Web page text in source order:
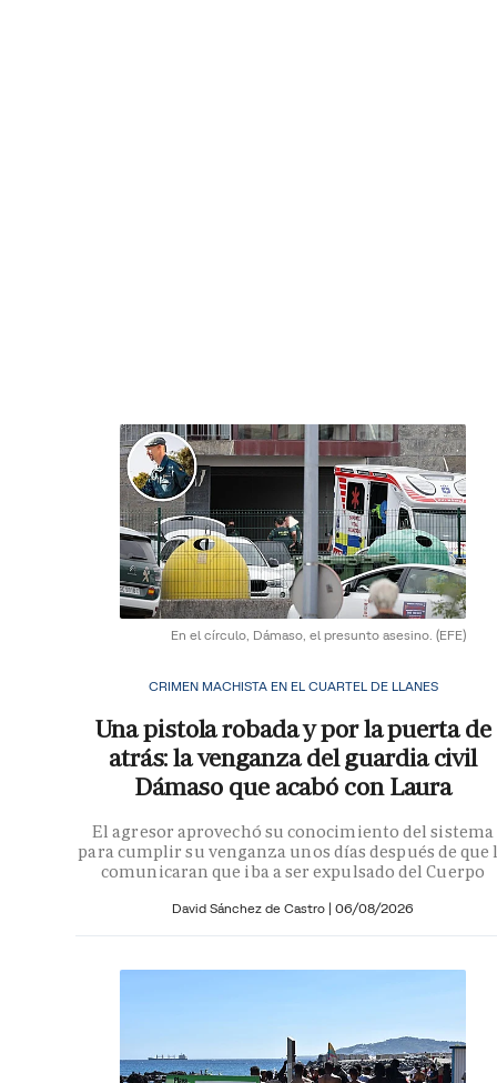
En el círculo, Dámaso, el presunto asesino. (EFE)
CRIMEN MACHISTA EN EL CUARTEL DE LLANES
Una pistola robada y por la puerta de
atrás: la venganza del guardia civil
Dámaso que acabó con Laura
El agresor aprovechó su conocimiento del sistema
para cumplir su venganza unos días después de que
comunicaran que iba a ser expulsado del Cuerpo
David Sánchez de Castro | 06/08/2026